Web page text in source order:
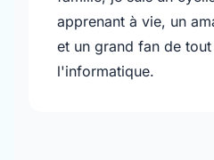
apprenant à vie, un
et un grand fan de
l'informatique.